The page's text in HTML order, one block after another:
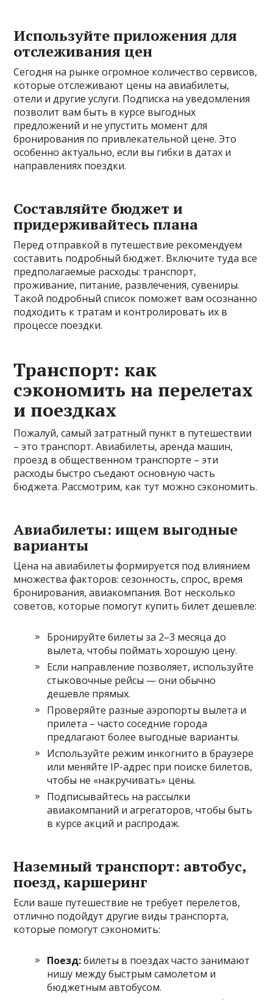
Используйте приложения для
отслеживания цен
Сегодня на рынке огромное количество сервисов,
которые отслеживают цены на авиабилеты,
отели и другие услуги. Подписка на уведомления
позволит вам быть в курсе выгодных
предложений и не упустить момент для
бронирования по привлекательной цене. Это
особенно актуально, если вы гибки в датах и
направлениях поездки.
Составляйте бюджет и
придерживайтесь плана
Перед отправкой в путешествие рекомендуем
составить подробный бюджет. Включите туда все
предполагаемые расходы: транспорт,
проживание, питание, развлечения, сувениры.
Такой подробный список поможет вам осознанно
подходить к тратам и контролировать их в
процессе поездки.
Транспорт: как
сэкономить на перелетах
и поездках
Пожалуй, самый затратный пункт в путешествии
– это транспорт. Авиабилеты, аренда машин,
проезд в общественном транспорте – эти
расходы быстро съедают основную часть
бюджета. Рассмотрим, как тут можно сэкономить.
Авиабилеты: ищем выгодные
варианты
Цена на авиабилеты формируется под влиянием
множества факторов: сезонность, спрос, время
бронирования, авиакомпания. Вот несколько
советов, которые помогут купить билет дешевле:
Бронируйте билеты за 2–3 месяца до
вылета, чтобы поймать хорошую цену.
Если направление позволяет, используйте
стыковочные рейсы — они обычно
дешевле прямых.
Проверяйте разные аэропорты вылета и
прилета – часто соседние города
предлагают более выгодные варианты.
Используйте режим инкогнито в браузере
или меняйте IP-адрес при поиске билетов,
чтобы не «накручивать» цены.
Подписывайтесь на рассылки
авиакомпаний и агрегаторов, чтобы быть
в курсе акций и распродаж.
Наземный транспорт: автобус,
поезд, каршеринг
Если ваше путешествие не требует перелетов,
отлично подойдут другие виды транспорта,
которые помогут сэкономить:
Поезд:билеты в поездах часто занимают
нишу между быстрым самолетом и
бюджетным автобусом.